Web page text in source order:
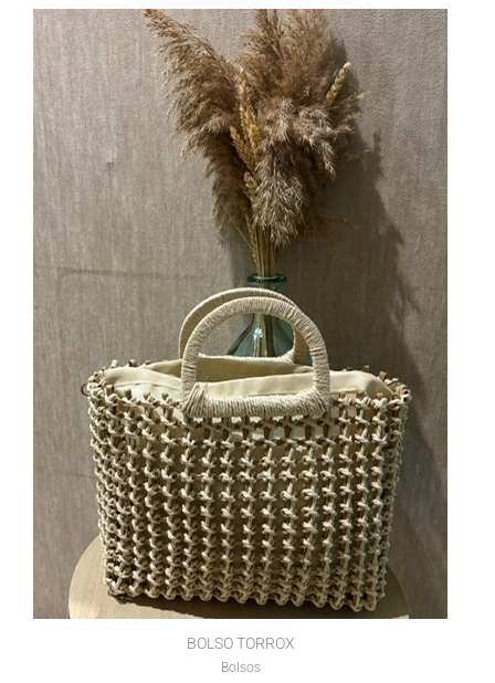
BOLSO TORROX
Bolsos